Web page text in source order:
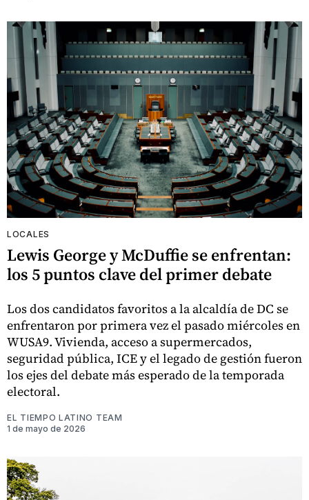
LOCALES
Lewis George y McDuffie se enfrentan:
los 5 puntos clave del primer debate
Los dos candidatos favoritos a la alcaldía de DC se
enfrentaron por primera vez el pasado miércoles en
WUSA9. Vivienda, acceso a supermercados,
seguridad pública, ICE y el legado de gestión fueron
los ejes del debate más esperado de la temporada
electoral.
EL TIEMPO LATINO TEAM
1 de mayo de 2026